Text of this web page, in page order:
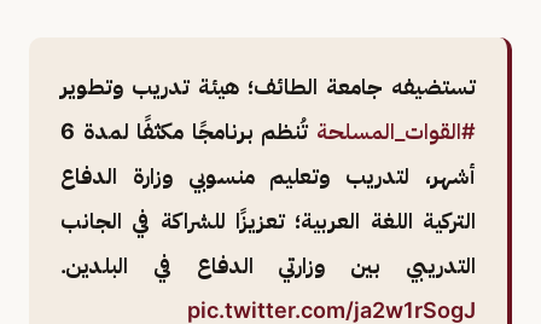
تستضيفه جامعة الطائف؛ هيئة تدريب وتطوير
#القوات_المسلحة
تُنظم برنامجًا مكثفًا لمدة 6
أشهر، لتدريب وتعليم منسوبي وزارة الدفاع
التركية اللغة العربية؛ تعزيزًا للشراكة في الجانب
التدريبي بين وزارتي الدفاع في البلدين.
pic.twitter.com/ja2w1rSogJ